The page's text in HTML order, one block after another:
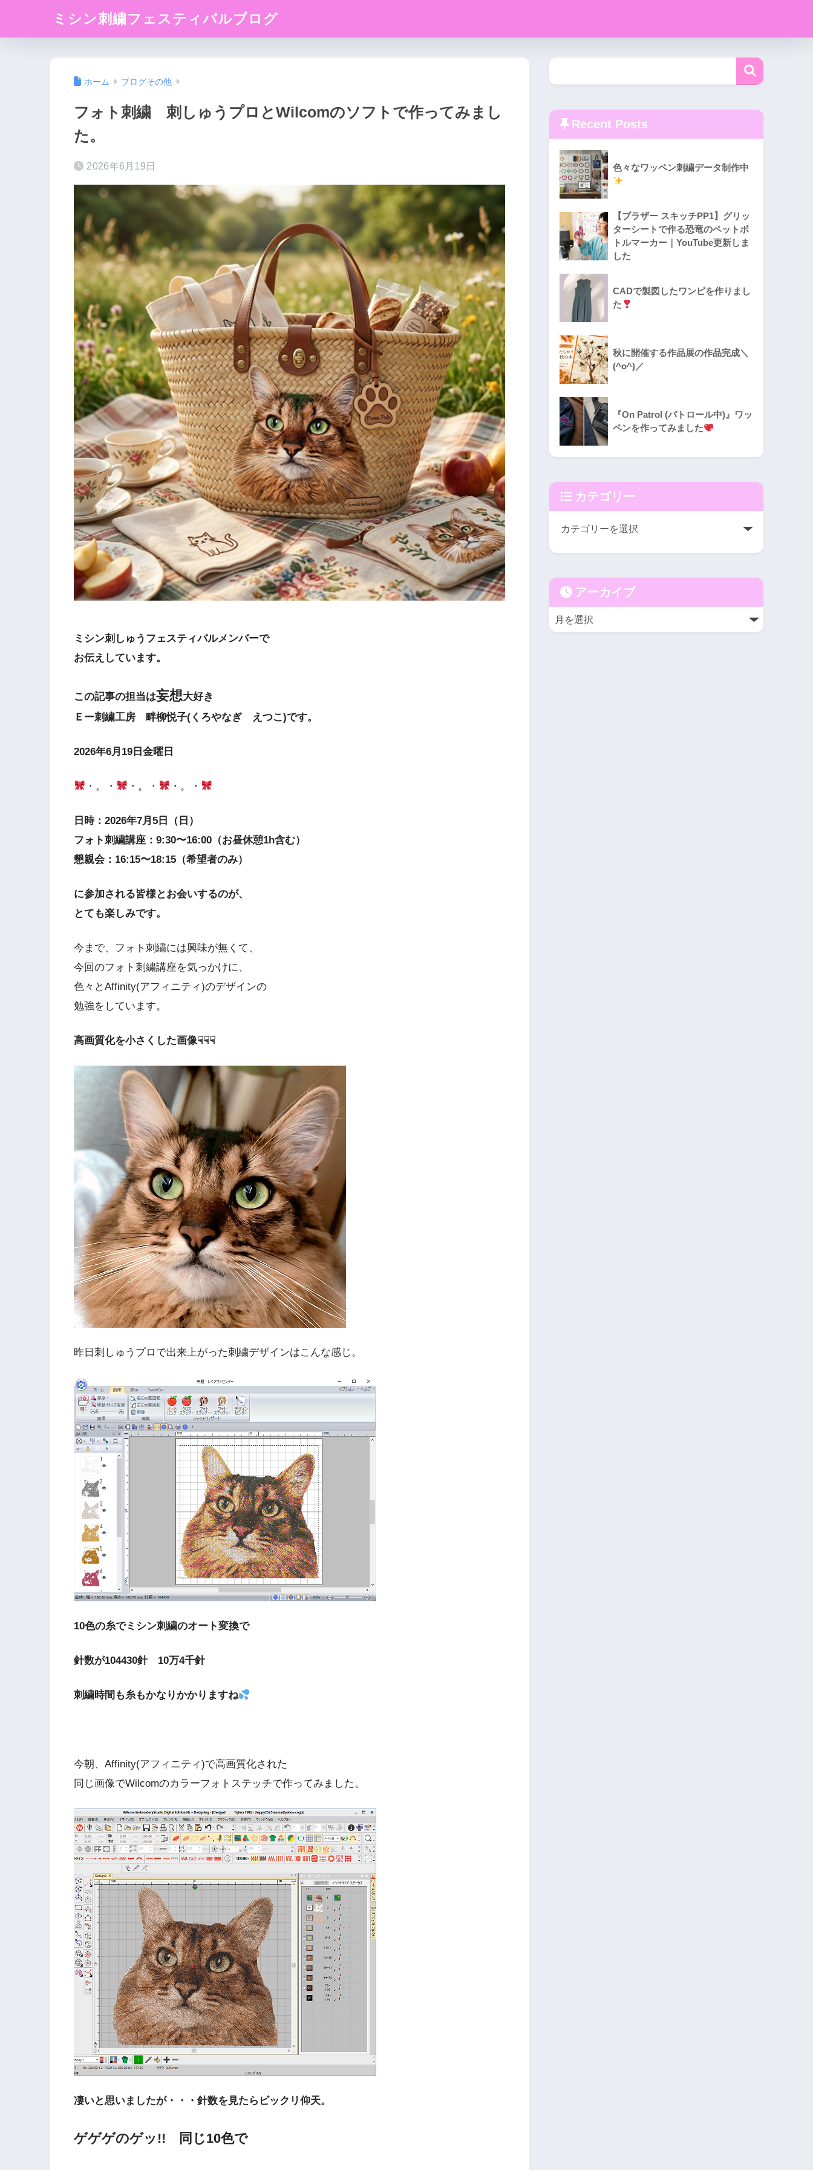
ミシン刺繍フェスティバルブログ
ホーム ブログその他
フォト刺繍 刺しゅうプロとWilcomのソフトで作ってみまし
た。
2026年6月19日
ミシン刺しゅうフェスティバルメンバーで
お伝えしています。
この記事の担当は妄想大好き
Ｅー刺繍工房 畔柳悦子(くろやなぎ えつこ)です。
2026年6月19日金曜日
・。・ ・。・ ・。・
日時：2026年7月5日（日）
フォト刺繍講座：9:30〜16:00（お昼休憩1h含む）
懇親会：16:15〜18:15（希望者のみ）
に参加される皆様とお会いするのが、
とても楽しみです。
今まで、フォト刺繍には興味が無くて、
今回のフォト刺繍講座を気っかけに、
色々とAffinity(アフィニティ)のデザインの
勉強をしています。
高画質化を小さくした画像☟☟☟
昨日刺しゅうプロで出来上がった刺繍デザインはこんな感じ。
10色の糸でミシン刺繍のオート変換で
針数が104430針 10万4千針
刺繍時間も糸もかなりかかりますね
今朝、Affinity(アフィニティ)で高画質化された
同じ画像でWilcomのカラーフォトステッチで作ってみました。
凄いと思いましたが・・・針数を見たらビックリ仰天。
ゲゲゲのゲッ!! 同じ10色で
Recent Posts
色々なワッペン刺繍データ制作中
【ブラザー スキッチPP1】グリッ
ターシートで作る恐竜のペットボ
トルマーカー｜YouTube更新しま
した
CADで製図したワンピを作りまし
た
秋に開催する作品展の作品完成＼
(^o^)／
『On Patrol (パトロール中)』ワッ
ペンを作ってみました
カテゴリー
アーカイブ